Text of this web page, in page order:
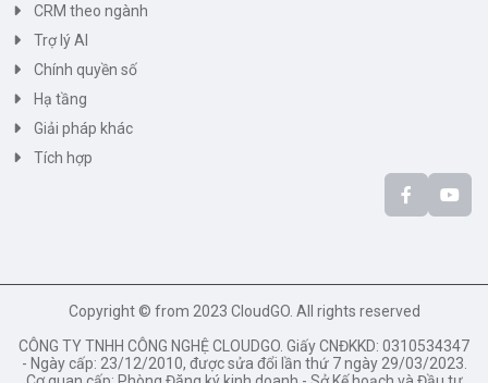
CRM theo ngành
Trợ lý AI
Chính quyền số
Hạ tầng
Giải pháp khác
Tích hợp
Copyright © from 2023 CloudGO. All rights reserved
CÔNG TY TNHH CÔNG NGHỆ CLOUDGO. Giấy CNĐKKD: 0310534347
- Ngày cấp: 23/12/2010, được sửa đổi lần thứ 7 ngày 29/03/2023.